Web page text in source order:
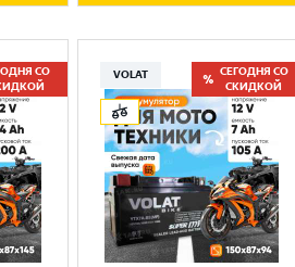
СО
VOLAT
СЕГОДНЯ СО
СКИДКОЙ